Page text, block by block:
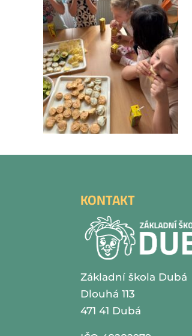
KONTAKT
Základní škola Dubá
Dlouhá 113
471 41 Dubá